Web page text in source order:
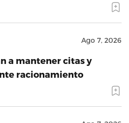
Ago 7, 2026
a mantener citas y
racionamiento